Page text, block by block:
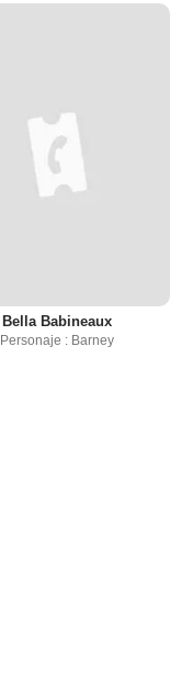
Bella Babineaux
Personaje : Barney